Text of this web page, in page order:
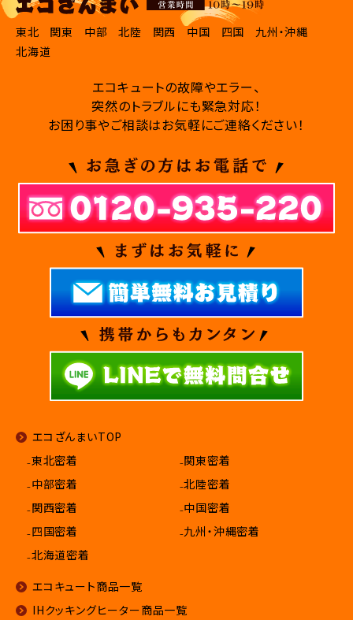
東北 関東 中部 北陸 関西 中国 四国
九州・沖縄
北海道
エコキュートの故障やエラー、
突然のトラブルにも緊急対応！
お困り事やご相談はお気軽にご連絡ください！
エコざんまいTOP
₋東北密着
₋関東密着
₋中部密着
₋北陸密着
₋関西密着
₋中国密着
₋四国密着
₋九州・沖縄密着
₋北海道密着
エコキュート商品一覧
IHクッキングヒーター商品一覧